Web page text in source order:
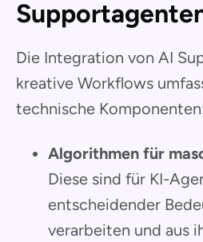
Die Integration von AI
kreative Workflows
technische
Algorithmen für
Diese sind für KI-
entscheidender
verarbeiten und aus